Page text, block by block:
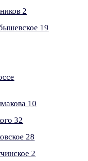
2
19
10
32
28
2